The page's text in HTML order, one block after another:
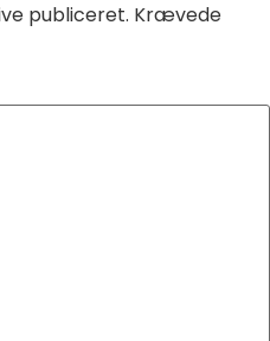
publiceret. Krævede